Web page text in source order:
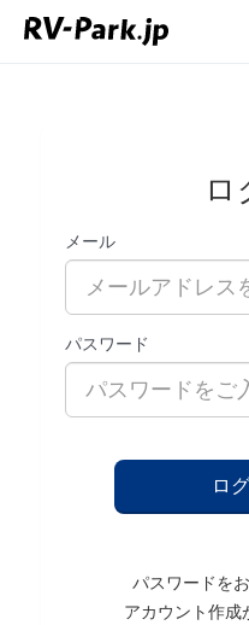
ロ
メール
パスワード
パスワードを
アカウント作成